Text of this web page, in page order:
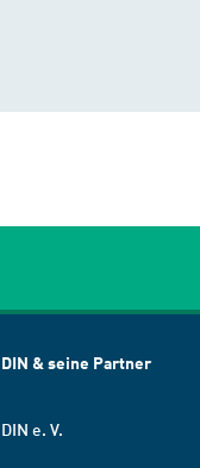
DIN & seine Partner
DIN e. V.